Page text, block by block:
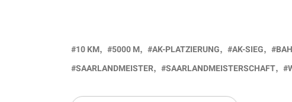
10 KM 5000 M AK-PLATZIERUNG AK-SIEG
SAARLANDMEISTER
SAARLANDMEISTERSCHAFT